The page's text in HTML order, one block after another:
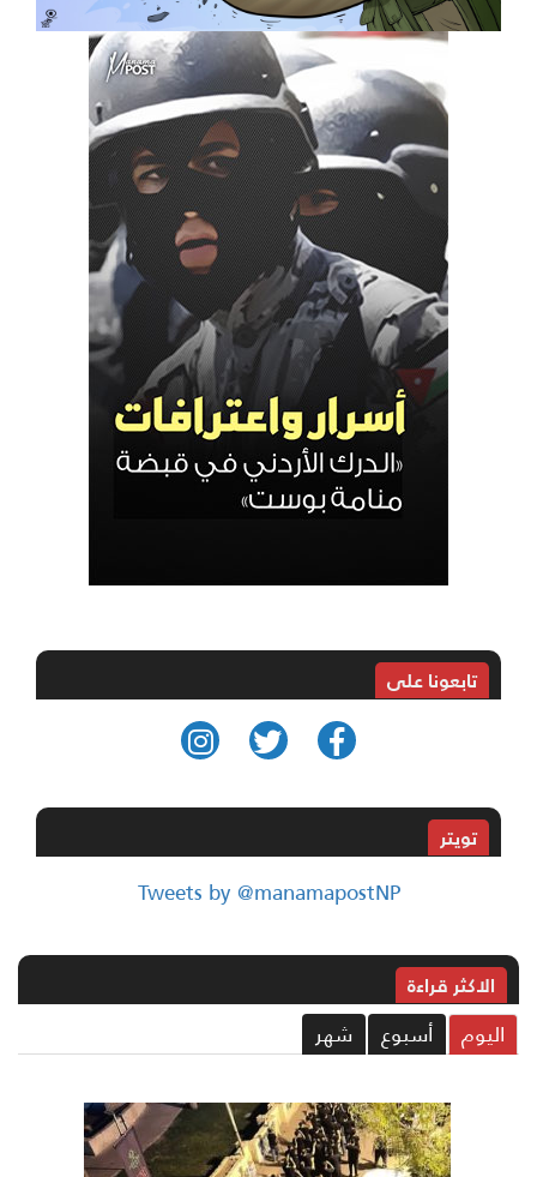
تابعونا على
تويتر
Tweets by @manamapostNP
الاکثر قراءة
أسبوع شهر